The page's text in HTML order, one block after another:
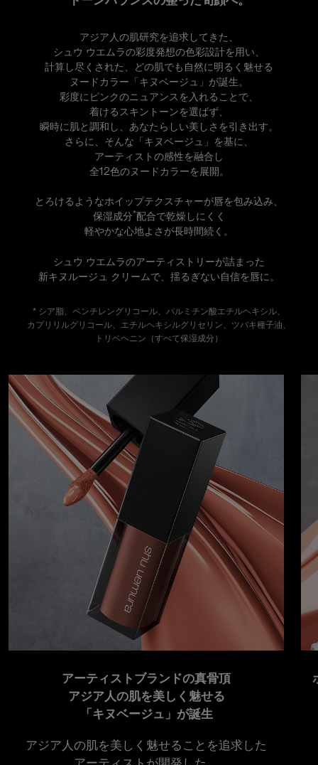
アジア人の肌研究を追求してきた、
シュウ ウエムラの彩度発想の色彩設計を用い、
計算し尽くされた、
どの肌でも自然に明るく魅せる
ヌードカラー「キヌベージュ」が誕生。
彩度にピンクのニュアンスを入れることで、
着けるスキントーンを選ばず、
瞬時に肌と調和し、あなたらしい美しさを引き出す。
さらに、そんな「キヌベージュ」を基に、
アーティストの感性を融合し
全12色のヌードカラーを展開。
とろけるようなホイップテクスチャーが唇を包み込み、
保湿成分* 配合で乾燥しにくく
軽やかな心地よさが長時間続く。
シュウ ウエムラのアーティストリーが詰まった
新キヌルージュ クリームで、揺るぎない自信を唇に。
* シア脂、ペンチレングリコール、パルミチン酸エチルヘキシル、
カプリリルグリコール、エチルヘキシルグリセリン、ツバキ種子油、
トリベヘニン（すべて保湿成分）
キヌケアグリームの特長（20250801アップ）
アーティストブランドの真骨頂
アジア人の肌を美しく魅せる
「キヌベージュ」が誕生
アジア人の肌を美しく魅せることを追求した